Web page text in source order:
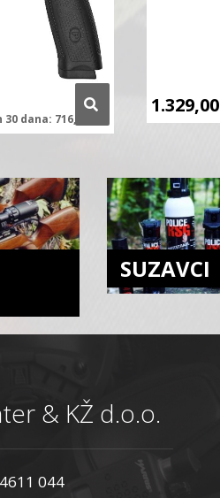
30 dana: 716,58
1.329,00
SUZAVCI
& KŽ d.o.o.
044